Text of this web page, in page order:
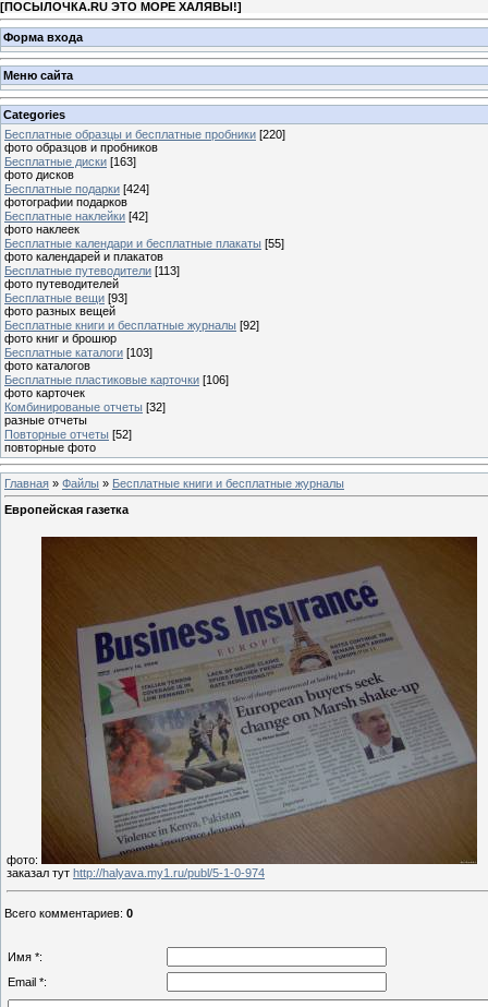
[ПОСЫЛОЧКА.RU ЭТО МОРЕ ХАЛЯВЫ!]
Форма входа
Меню сайта
Categories
Бесплатные образцы и бесплатные пробники [220]
фото образцов и пробников
Бесплатные диски [163]
фото дисков
Бесплатные подарки [424]
фотографии подарков
Бесплатные наклейки [42]
фото наклеек
Бесплатные календари и бесплатные плакаты [55]
фото календарей и плакатов
Бесплатные путеводители [113]
фото путеводителей
Бесплатные вещи [93]
фото разных вещей
Бесплатные книги и бесплатные журналы [92]
фото книг и брошюр
Бесплатные каталоги [103]
фото каталогов
Бесплатные пластиковые карточки [106]
фото карточек
Комбинированые отчеты [32]
разные отчеты
Повторные отчеты [52]
повторные фото
Главная » Файлы » Бесплатные книги и бесплатные журналы
Европейская газетка
фото:
заказал тут http://halyava.my1.ru/publ/5-1-0-974
Всего комментариев: 0
Имя *:
Email *: